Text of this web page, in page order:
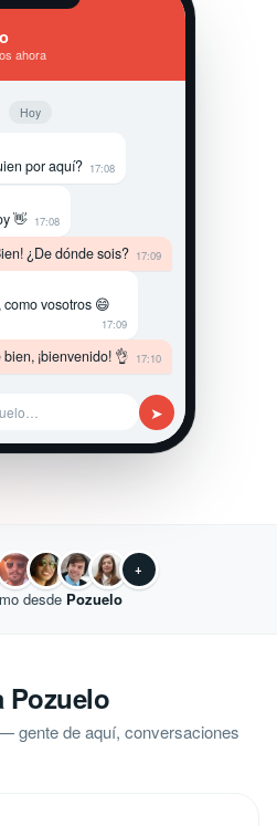
ahora
Hoy
por aquí? 17:08
👋 17:08
¿De dónde sois? 17:09
vosotros 😄
17:09
bien, ¡bienvenido! 👌 17:10
➤
+
desde Pozuelo
Pozuelo
gente de aquí, conversaciones